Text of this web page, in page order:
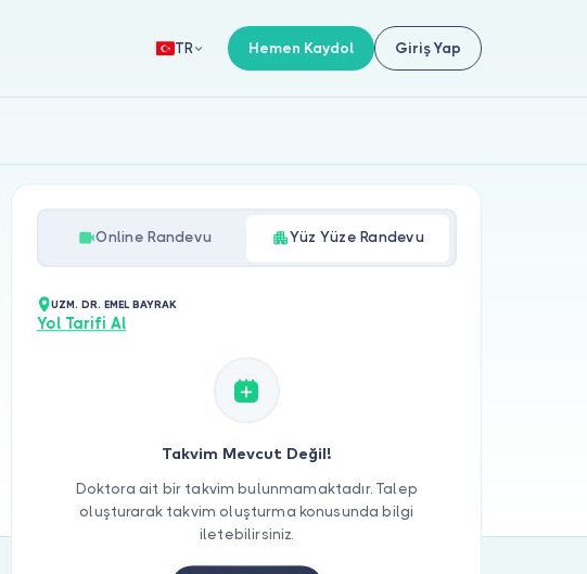
TR Hemen Kaydol Giriş Yap
Online Randevu Yüz Yüze Randevu
UZM. DR. EMEL BAYRAK
Yol Tarifi Al
Takvim Mevcut Değil!
Doktora ait bir takvim bulunmamaktadır. Talep
oluşturarak takvim oluşturma konusunda bilgi
iletebilirsiniz.